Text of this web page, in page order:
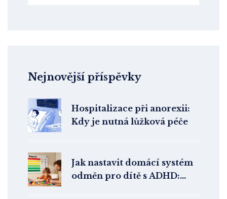
Nejnovější příspěvky
Hospitalizace při anorexii:
Kdy je nutná lůžková péče
Jak nastavit domácí systém
odměn pro dítě s ADHD: